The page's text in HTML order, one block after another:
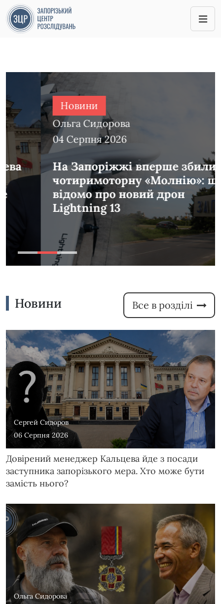
Новини
Ольга Сидорова
04 Серпня 2026
На Запоріжжі вперше збили
чотиримоторну «Молнію»: що
відомо про новий дрон
Lightning 13
Новини Все в розділі
Сергей Сидоров
06 Серпня 2026
Довірений менеджер Кальцева йде з посади
заступника запорізького мера. Хто може бути
замість нього?
Ольга Сидорова